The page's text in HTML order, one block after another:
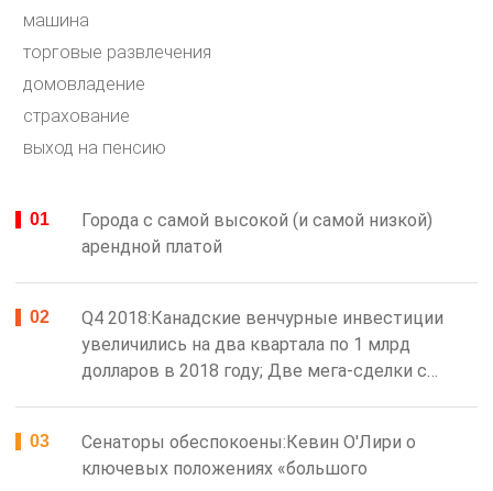
машина
торговые развлечения
домовладение
страхование
выход на пенсию
Города с самой высокой (и самой низкой)
арендной платой
Q4 2018:Канадские венчурные инвестиции
увеличились на два квартала по 1 млрд
долларов в 2018 году; Две мега-сделки с…
Сенаторы обеспокоены:Кевин О'Лири о
ключевых положениях «большого